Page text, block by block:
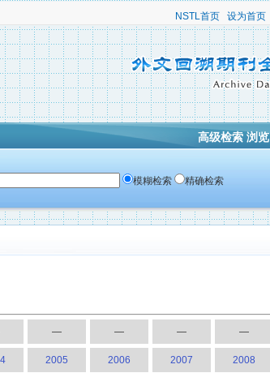
NSTL首页 设为首页
高级检索 浏览
模糊检索 精确检索
— — — —
2005 2006 2007 2008